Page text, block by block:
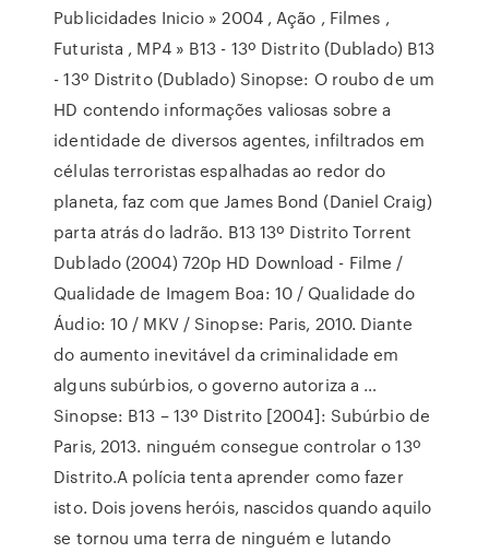
Publicidades Inicio » 2004 , Ação , Filmes ,
Futurista , MP4 » B13 - 13º Distrito (Dublado) B13
- 13º Distrito (Dublado) Sinopse: O roubo de um
HD contendo informações valiosas sobre a
identidade de diversos agentes, infiltrados em
células terroristas espalhadas ao redor do
planeta, faz com que James Bond (Daniel Craig)
parta atrás do ladrão. B13 13º Distrito Torrent
Dublado (2004) 720p HD Download - Filme /
Qualidade de Imagem Boa: 10 / Qualidade do
Áudio: 10 / MKV / Sinopse: Paris, 2010. Diante
do aumento inevitável da criminalidade em
alguns subúrbios, o governo autoriza a …
Sinopse: B13 – 13º Distrito [2004]: Subúrbio de
Paris, 2013. ninguém consegue controlar o 13º
Distrito.A polícia tenta aprender como fazer
isto. Dois jovens heróis, nascidos quando aquilo
se tornou uma terra de ninguém e lutando